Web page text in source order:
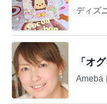
ディズ
「オ
Ameba